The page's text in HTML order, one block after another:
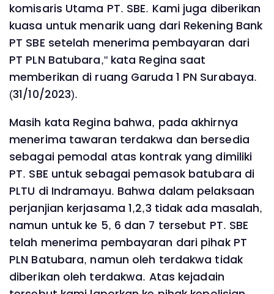
komisaris Utama PT. SBE. Kami juga diberikan
kuasa untuk menarik uang dari Rekening Bank
PT SBE setelah menerima pembayaran dari
PT PLN Batubara," kata Regina saat
memberikan di ruang Garuda 1 PN Surabaya.
(31/10/2023).
Masih kata Regina bahwa, pada akhirnya
menerima tawaran terdakwa dan bersedia
sebagai pemodal atas kontrak yang dimiliki
PT. SBE untuk sebagai pemasok batubara di
PLTU di Indramayu. Bahwa dalam pelaksaan
perjanjian kerjasama 1,2,3 tidak ada masalah,
namun untuk ke 5, 6 dan 7 tersebut PT. SBE
telah menerima pembayaran dari pihak PT
PLN Batubara, namun oleh terdakwa tidak
diberikan oleh terdakwa. Atas kejadain